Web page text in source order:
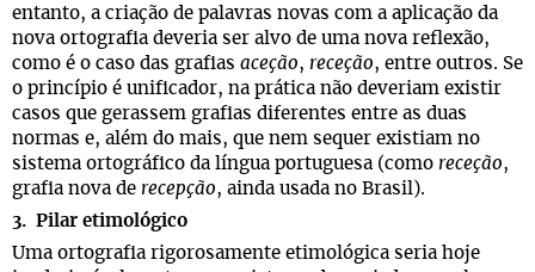
entanto, a criação de palavras novas com a aplicação da
nova ortografia deveria ser alvo de uma nova reflexão,
como é o caso das grafias aceção, receção, entre outros. Se
o princípio é unificador, na prática não deveriam existir
casos que gerassem grafias diferentes entre as duas
normas e, além do mais, que nem sequer existiam no
sistema ortográfico da língua portuguesa (como receção,
grafia nova de recepção, ainda usada no Brasil).
3. Pilar etimológico
Uma ortografia rigorosamente etimológica seria hoje